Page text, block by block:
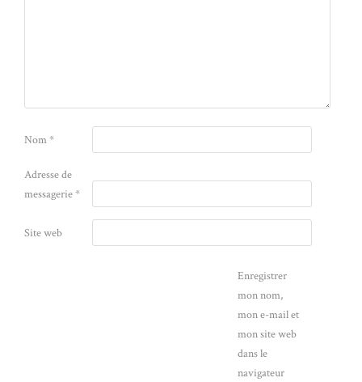
Nom*
Adresse de
messagerie*
Site web
Enregistrer
mon nom,
mon e-mail et
mon site web
dans le
navigateur